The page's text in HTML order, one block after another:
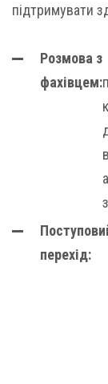
підтримувати
Розмова з
фахівцем:
перехід: